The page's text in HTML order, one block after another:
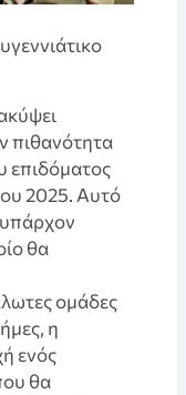
πιθανότητα
επιδόματος
2025. Αυτό
θα
ομάδες
η
ενός
θα